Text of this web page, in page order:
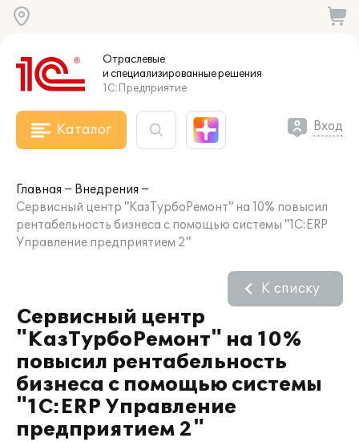
Отраслевые
и специализированныерешения
1С:Предприятие
Каталог Вход
Главная
Внедрения
Сервисный центр "КазТурбоРемонт" на 10% повысил
рентабельность бизнеса с помощью системы "1С:ERP
Управление предприятием 2"
Сервисный центр
"КазТурбоРемонт" на 10%
повысил рентабельность
бизнеса с помощью системы
"1С:ERP Управление
предприятием 2"
К списку